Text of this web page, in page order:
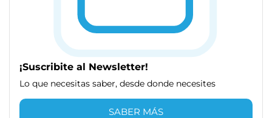
¡Suscribite al Newsletter!
Lo que necesitas saber, desde donde necesites
SABER MÁS